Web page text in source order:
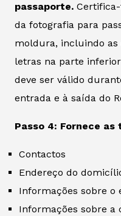
passaporte.
da fotografia para
moldura, incluindo
letras na parte
deve ser válido
entrada e à saída do
Passo 4: Fornece
Contactos
Endereço do
Informações sobre o
Informações sobre a